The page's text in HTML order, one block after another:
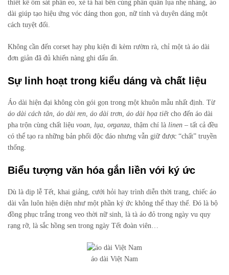
thiết kế ôm sát phần eo, xẻ tà hai bên cùng phần quần lụa nhẹ nhàng, áo
dài giúp tạo hiệu ứng vóc dáng thon gọn, nữ tính và duyên dáng một
cách tuyệt đối.
Không cần đến corset hay phụ kiện đi kèm rườm rà, chỉ một tà áo dài
đơn giản đã đủ khiến nàng ghi dấu ấn.
Sự linh hoạt trong kiểu dáng và chất liệu
Áo dài hiện đại không còn gói gọn trong một khuôn mẫu nhất định. Từ
áo dài cách tân áo dài ren áo dài trơn áo dài họa tiết cho đến áo dài
pha trộn cùng chất liệu voan lụa organza , thậm chí là linen – tất cả đều
có thể tạo ra những bản phối độc đáo nhưng vẫn giữ được “chất” truyền
thống.
Biểu tượng văn hóa gắn liền với ký ức
Dù là dịp lễ Tết, khai giảng, cưới hỏi hay trình diễn thời trang, chiếc áo
dài vẫn luôn hiện diện như một phần ký ức không thể thay thế. Đó là bộ
đồng phục trắng trong veo thời nữ sinh, là tà áo đỏ trong ngày vu quy
rạng rỡ, là sắc hồng sen trong ngày Tết đoàn viên…
áo dài Việt Nam